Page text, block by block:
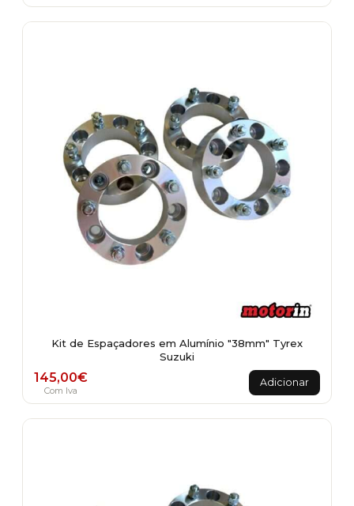
Kit de Espaçadores em Alumínio "38mm" Tyrex
Suzuki
145,00€
Com Iva
Adicionar